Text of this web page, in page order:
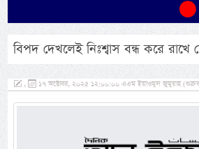
বিপদ দেখলেই নিঃশ্বাস বন্ধ করে রাখে
, ১৭ অক্টোবর, ২০২৫ ১২:০০:০০ এএম ইয়াওমুল জুমুয়াহ